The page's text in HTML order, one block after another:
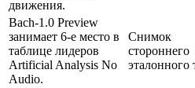
движения.
Bach-1.0 Preview
занимает 6-е место в
таблице лидеров
Artificial Analysis No
Audio.
Снимок
стороннего
эталонного